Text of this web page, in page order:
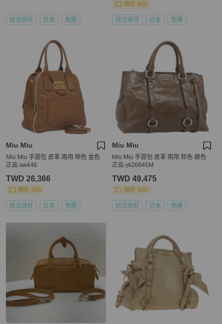
狀況尚可 日本 免運
現折 800
狀況尚可 日本 免運
Miu Miu
Miu Miu 手提包 皮革 兩用 棕色 金色
正品 sw446
TWD 26,366
現折 800
狀況良好 日本 免運
Miu Miu
Miu Miu 手提包 皮革 兩用 棕色 銀色
正品 yk20645M
TWD 49,475
現折 800
狀況良好 日本 免運